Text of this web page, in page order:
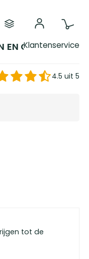
EN GEREEDSCHAP
Klantenservice
4.5 uit 5
tot de